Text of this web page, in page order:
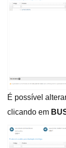
É possível
clicando em